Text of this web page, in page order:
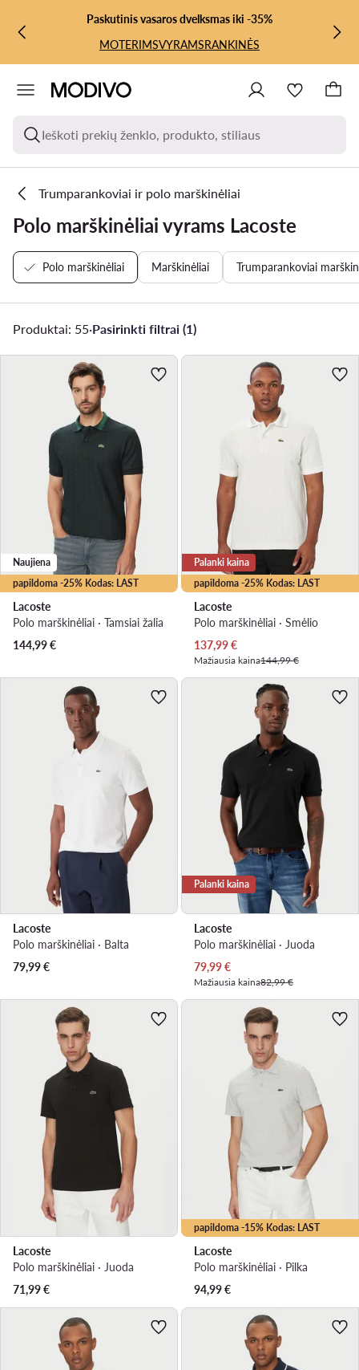
PEREITI PRIE PAGRINDINIO TURINIO
PEREITI Į PAIEŠKĄPaskutinis vasaros dvelksmas iki -35%
MOTERIMSVYRAMSRANKINĖS
Ieškoti prekių ženklo, produkto, stiliaus
Trumparankoviai ir polo marškinėliai
Polo marškinėliai vyrams Lacoste
Polo marškinėliai Marškinėliai Trumparankoviai
Produktai: 55·Pasirinkti filtrai (1)
papildoma -25% Kodas: LAST
Naujiena
Lacoste
Polo marškinėliai · Tamsiai žalia
144,99€
papildoma -25% Kodas: LAST
Palanki kaina
Lacoste
Polo marškinėliai · Smėlio
Dabartinė kaina
137,99€
Mažiausia kaina144,99 €
Lacoste
Polo marškinėliai · Balta
79,99€
Palanki kaina
Lacoste
Polo marškinėliai · Juoda
Dabartinė kaina
79,99€
Mažiausia kaina82,99 €
Lacoste
Polo marškinėliai · Juoda
71,99€
papildoma -15% Kodas: LAST
Lacoste
Polo marškinėliai · Pilka
94,99€